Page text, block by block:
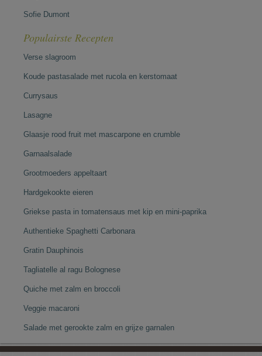
Sofie Dumont
Populairste Recepten
Verse slagroom
Koude pastasalade met rucola en kerstomaat
Currysaus
Lasagne
Glaasje rood fruit met mascarpone en crumble
Garnaalsalade
Grootmoeders appeltaart
Hardgekookte eieren
Griekse pasta in tomatensaus met kip en mini-paprika
Authentieke Spaghetti Carbonara
Gratin Dauphinois
Tagliatelle al ragu Bolognese
Quiche met zalm en broccoli
Veggie macaroni
Salade met gerookte zalm en grijze garnalen